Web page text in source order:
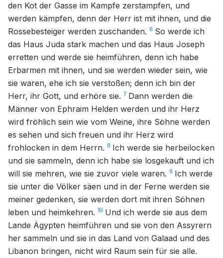
den Kot der Gasse im Kampfe zerstampfen, und
werden kämpfen, denn der Herr ist mit ihnen, und die
Rossebesteiger werden zuschanden. 6 So werde ich
das Haus Juda stark machen und das Haus Joseph
erretten und werde sie heimführen, denn ich habe
Erbarmen mit ihnen, und sie werden wieder sein, wie
sie waren, ehe ich sie verstoßen; denn ich bin der
Herr, ihr Gott, und erhöre sie. 7 Dann werden die
Männer von Ephraim Helden werden und ihr Herz
wird fröhlich sein wie vom Weine, ihre Söhne werden
es sehen und sich freuen und ihr Herz wird
frohlocken in dem Herrn. 8 Ich werde sie herbeilocken
und sie sammeln, denn ich habe sie losgekauft und ich
will sie mehren, wie sie zuvor viele waren. 9 Ich werde
sie unter die Völker säen und in der Ferne werden sie
meiner gedenken, sie werden dort mit ihren Söhnen
leben und heimkehren. 10 Und ich werde sie aus dem
Lande Ägypten heimführen und sie von den Assyrern
her sammeln und sie in das Land von Galaad und des
Libanon bringen, nicht wird Raum sein für sie alle.